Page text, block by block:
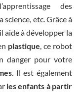
des
etc. Grâce à
aide à développer la
plastique, ce robot
danger pour votre
. Il est également
les enfants à partir